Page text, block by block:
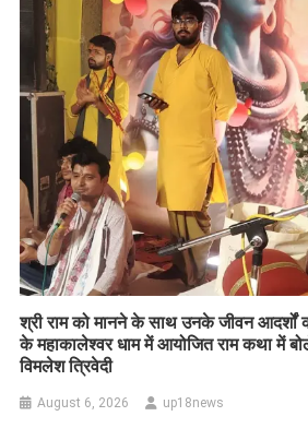
​श्री राम को मानने के साथ उनके जीवन आदर्शों
के महाकालेश्वर धाम में आयोजित राम कथा में
विमलेश त्रिवेदी
August 6, 2026 up18news